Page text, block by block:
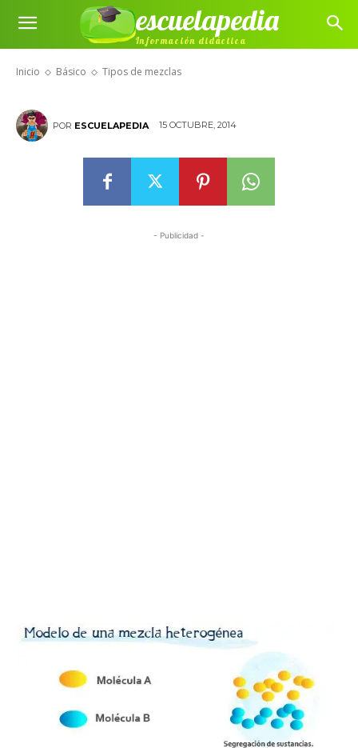
escuelapedia
Información didáctica
Inicio Básico Tipos de mezclas
Tipos de mezclas
POR ESCUELAPEDIA 15 OCTUBRE, 2014
- Publicidad -